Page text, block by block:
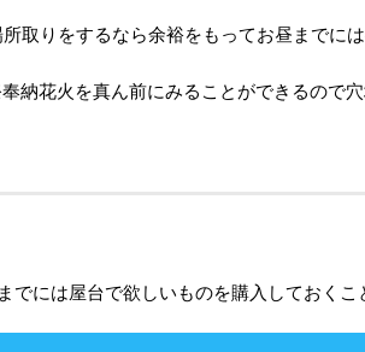
取りをするなら余裕をもってお昼までに
納花火を真ん前にみることができるので穴
には屋台で欲しいものを購入しておくこ